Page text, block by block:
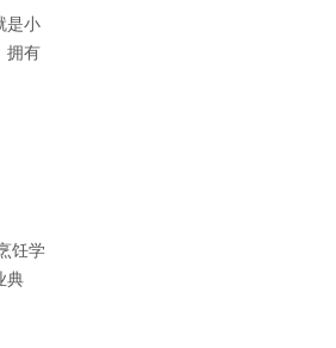
是小
拥有
饪学
典